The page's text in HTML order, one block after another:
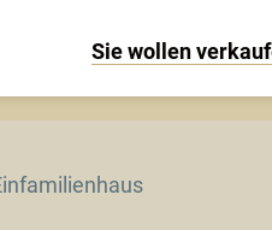
Sie wollen